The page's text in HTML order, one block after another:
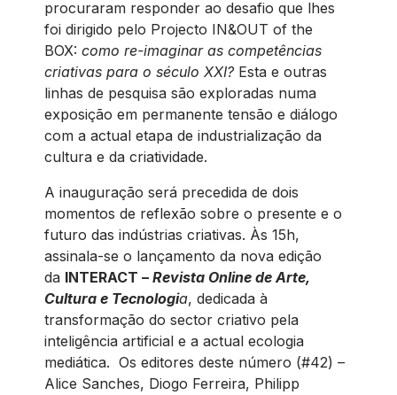
procuraram responder ao desafio que lhes
foi dirigido pelo Projecto IN&OUT of the
BOX: como re-imaginar as competências
criativas para o século XXI?Esta e outras
linhas de pesquisa são exploradas numa
exposição em permanente tensão e diálogo
com a actual etapa de industrialização da
cultura e da criatividade.
A inauguração será precedida de dois
momentos de reflexão sobre o presente e o
futuro das indústrias criativas. Às 15h,
assinala-se o lançamento da nova edição
da INTERACT – Revista Online de Arte,
Cultura e Tecnologia, dedicada à
transformação do sector criativo pela
inteligência artificial e a actual ecologia
mediática. Os editores deste número (#42) –
Alice Sanches, Diogo Ferreira, Philipp